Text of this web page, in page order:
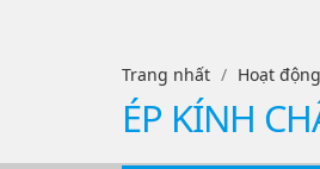
Trang nhất Hoạt động
ÉP KÍNH